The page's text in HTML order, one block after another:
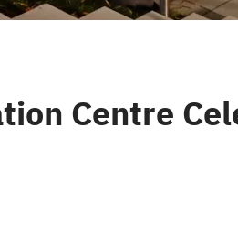
Centre